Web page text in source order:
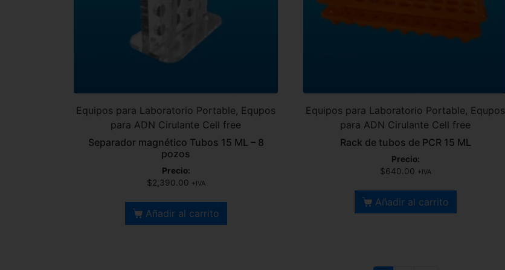
Equipos para Laboratorio Portable, Equpos
para ADN Cirulante Cell free
Separador magnético Tubos 15 ML – 8
pozos
Precio:
$2,390.00 +IVA
Añadir al carrito
Equipos para Laboratorio Portable, Equpos
para ADN Cirulante Cell free
Rack de tubos de PCR 15 ML
Precio:
$640.00 +IVA
Añadir al carrito